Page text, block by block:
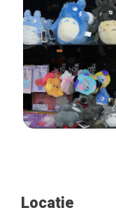
Locatie